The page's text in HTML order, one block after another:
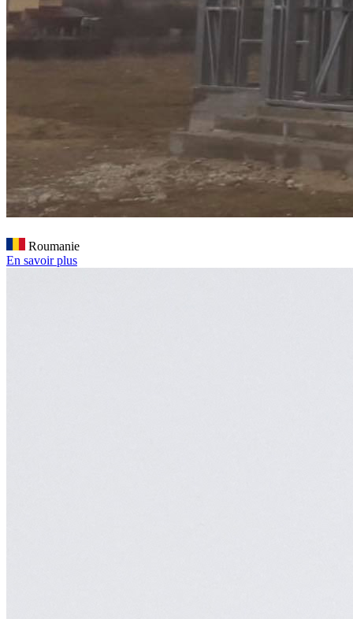
Roumanie
En savoir plus